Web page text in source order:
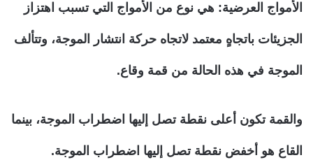
الأمواج العرضية: هي نوع من الأمواج التي تسبب اهتزاز
الجزيئات باتجاهٍ معتمد لاتجاه حركة انتشار الموجة، وتتألف
الموجة في هذه الحالة من قمة وقاع.
والقمة تكون أعلى نقطة تصل إليها اضطراب الموجة، بينما
القاع هو أخفض نقطة تصل إليها اضطراب الموجة.